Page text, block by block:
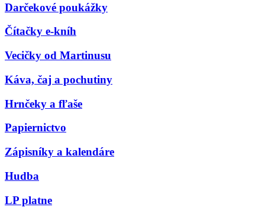
Darčekové poukážky
Čítačky e-kníh
Vecičky od Martinusu
Káva, čaj a pochutiny
Hrnčeky a fľaše
Papiernictvo
Zápisníky a kalendáre
Hudba
LP platne